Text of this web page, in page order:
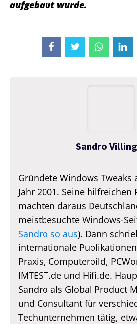
aufgebaut wurde.
Sandro
Gründete Windows Tweaks
Jahr 2001. Seine hilfreichen
machten daraus
meistbesuchte Windows-
Sandro so aus). Dann
internationale
Praxis, Computerbild,
IMTEST.de und Hifi.de.
Sandro als Global Product
und Consultant für
Techunternehmen tätig,